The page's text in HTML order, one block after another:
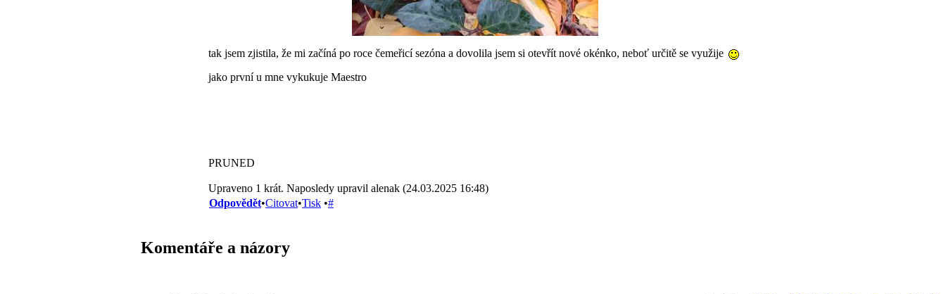
tak jsem zjistila, že mi začíná po roce čemeřicí sezóna a dovolila jsem si otevřít nové okénko, neboť určitě se využije
jako první u mne vykukuje Maestro
PRUNED
Upraveno 1 krát. Naposledy upravil alenak (24.03.2025 16:48)
Odpovědět•Citovat•Tisk •#
Komentáře a názory